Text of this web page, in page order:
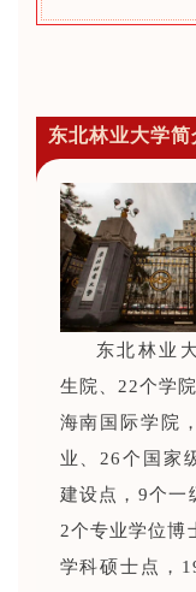
东北林业大学简
东北林业
生院、22个学
海南国际学院
业、26个国家
建设点，9个一
2个专业学位博
学科硕士点，